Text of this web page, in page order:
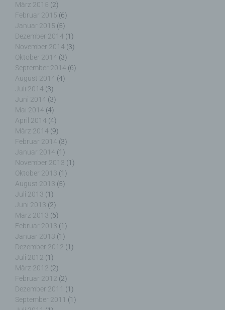
März 2015 (2)
Februar 2015 (6)
Januar 2015 (5)
Dezember 2014 (1)
November 2014 (3)
Oktober 2014 (3)
September 2014 (6)
August 2014 (4)
Juli 2014 (3)
Juni 2014 (3)
Mai 2014 (4)
April 2014 (4)
März 2014 (9)
Februar 2014 (3)
Januar 2014 (1)
November 2013 (1)
Oktober 2013 (1)
August 2013 (5)
Juli 2013 (1)
Juni 2013 (2)
März 2013 (6)
Februar 2013 (1)
Januar 2013 (1)
Dezember 2012 (1)
Juli 2012 (1)
März 2012 (2)
Februar 2012 (2)
Dezember 2011 (1)
September 2011 (1)
Weise und unmissverständlich abgegebene
Willensbekundung in Form einer Erklärung oder
einer sonstigen eindeutigen bestätigenden
Handlung, mit der die betroffene Person zu
verstehen gibt, dass sie mit der Verarbeitung der
sie betreffenden personenbezogenen Daten
einverstanden ist.
Name und Anschrift des für die Verarbeitung
Verantwortlichen
Verantwortlicher im Sinne der Datenschutz-
Grundverordnung, sonstiger in den Mitgliedstaaten
der Europäischen Union geltenden
Datenschutzgesetze und anderer Bestimmungen
mit datenschutzrechtlichem Charakter ist die:
Nicht kommerzielle Homepage Woiga.de
Wolfgang Behling
Karwendelstraße 9
82499 Wallgau
Deutschland